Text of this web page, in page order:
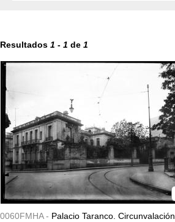
Resultados 1 - 1 de 1
0060FMHA - Palacio Taranco. Circunvalación